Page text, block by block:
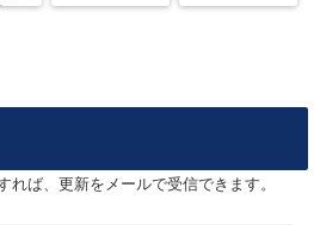
れば、更新をメールで受信できます。